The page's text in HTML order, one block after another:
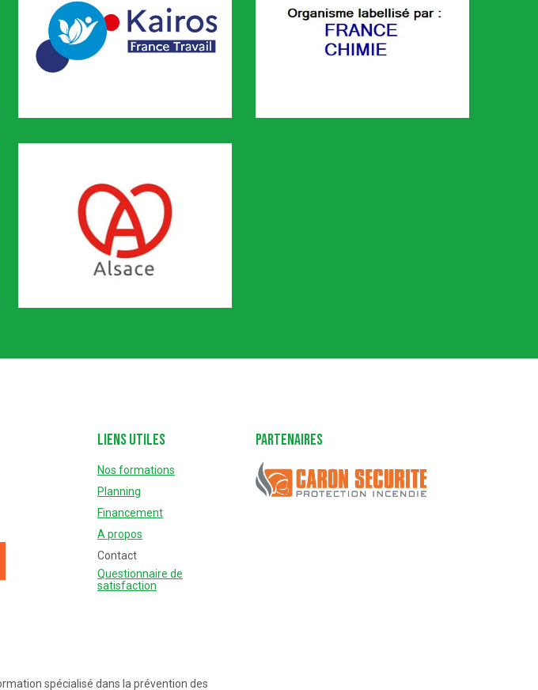
depuis novembre 2020
KAIROS
CODEF FORMATION est référencé sur le portail KAIROS de Pôle emploi. Cette plaforme
FRANCE CHIMIE
Certification n° 5619
Liens utiles
Nos formations
Planning
Financement
A propos
Contact
Questionnaire de
satisfaction
Partenaires
Caron Sécurité
spécialisé dans la prévention des